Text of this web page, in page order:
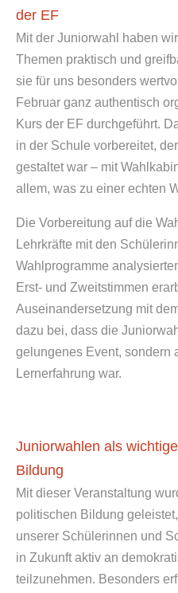
der EF
Mit der Juniorwahl haben
Themen praktisch und
sie für uns besonders
Februar ganz authentisch
Kurs der EF durchgeführt.
in der Schule vorbereitet,
gestaltet war – mit
allem, was zu einer echten
Die Vorbereitung auf die
Lehrkräfte mit den
Wahlprogramme
Erst- und Zweitstimmen
Auseinandersetzung mit
dazu bei, dass die
gelungenes Event, sondern
Lernerfahrung war.
Juniorwahlen als
Bildung
Mit dieser Veranstaltung
politischen Bildung
unserer Schülerinnen und
in Zukunft aktiv an
teilzunehmen. Besonders